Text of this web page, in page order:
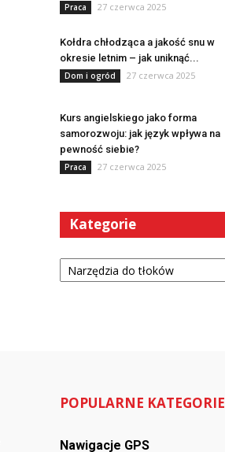
Praca 27 czerwca 2025
Kołdra chłodząca a jakość snu w
okresie letnim – jak uniknąć...
Dom i ogród 27 czerwca 2025
Kurs angielskiego jako forma
samorozwoju: jak język wpływa na
pewność siebie?
Praca 27 czerwca 2025
Kategorie
Kategorie
POPULARNE KATEGORIE
Nawigacje GPS